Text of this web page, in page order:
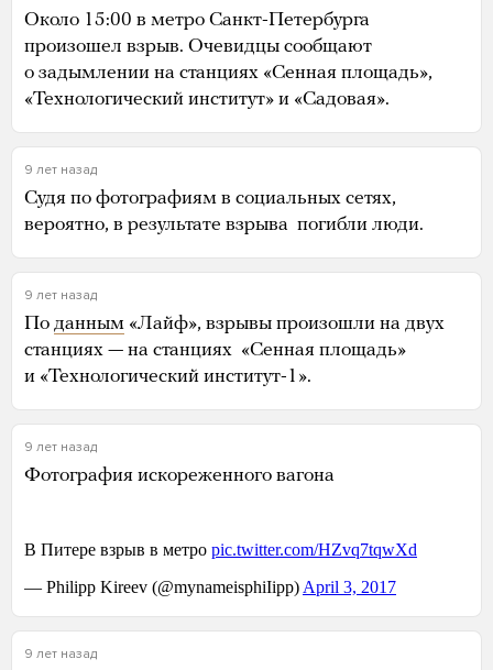
Около 15:00 в метро Санкт-Петербурга
произошел взрыв. Очевидцы сообщают
о задымлении на станциях «Сенная площадь»,
«Технологический институт» и «Садовая».
9 лет назад
Судя по фотографиям в социальных сетях,
вероятно, в результате взрыва погибли люди.
9 лет назад
По данным «Лайф», взрывы произошли на двух
станциях — на станциях «Сенная площадь»
и «Технологический институт-1».
9 лет назад
Фотография искореженного вагона
9 лет назад